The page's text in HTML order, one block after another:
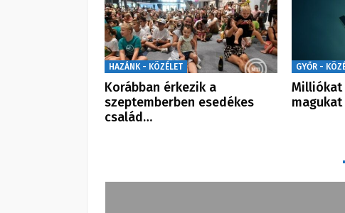
HAZÁNK - KÖZÉLET
Korábban érkezik a
szeptemberben esedékes
család…
GYŐR -